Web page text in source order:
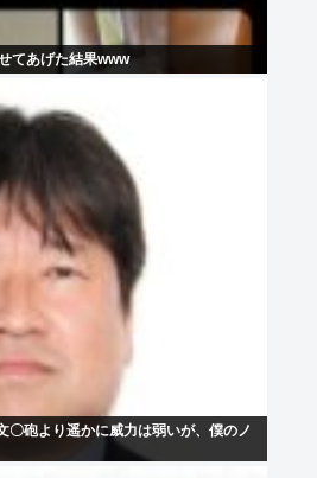
てあげた結果www
〇砲より遥かに威力は弱いが、僕のノ